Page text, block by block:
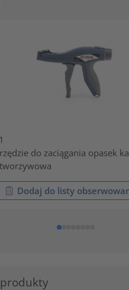
do zaciągania opasek
Dodaj do listy